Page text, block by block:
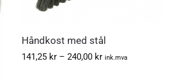
Håndkost med stål
141,25 kr – 240,00 kr ink.mva